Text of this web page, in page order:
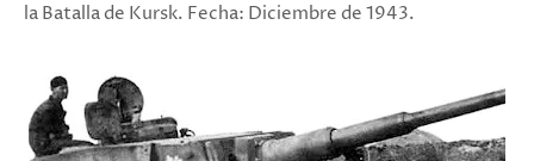
la Batalla de Kursk. Fecha: Diciembre de 1943.